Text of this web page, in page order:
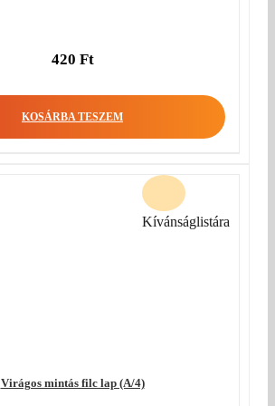
420 Ft
KOSÁRBA TESZEM
Virágos mintás filc lap (A/4)
Kívánságlistára